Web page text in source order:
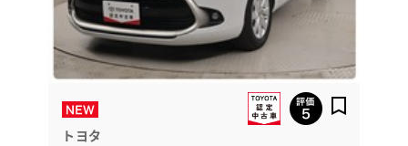
トヨタ